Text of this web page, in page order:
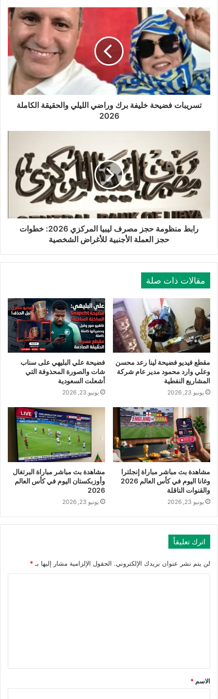
تسريبات فضيحة خليفة برك وراضي الليلي والحقيقة الكاملة
2026
رابط منظومة حجز مصرف ليبيا المركزي 2026: خطوات
حجز العملة الأجنبية للأغراض الشخصية
مقالات ذات صلة
مقطع فيديو فضيحة لينا رعد محسن
وعلي وارد محمود مدير عام شركة
المشاريع النفطية
يونيو 23, 2026
فضيحة علي البليهي على سناب
شات والصورة المحذوفة التي
أشعلت السعودية
يونيو 23, 2026
مشاهدة بث مباشر مباراة إنجلترا
وغانا اليوم في كأس العالم 2026
والقنوات الناقلة
يونيو 23, 2026
مشاهدة بث مباشر مباراة البرتغال
وأوزبكستان اليوم في كأس العالم
2026
يونيو 23, 2026
اترك تعليقاً
لن يتم نشر عنوان بريدك الإلكتروني. الحقول الإلزامية مشار إليها بـ*
الاسم *